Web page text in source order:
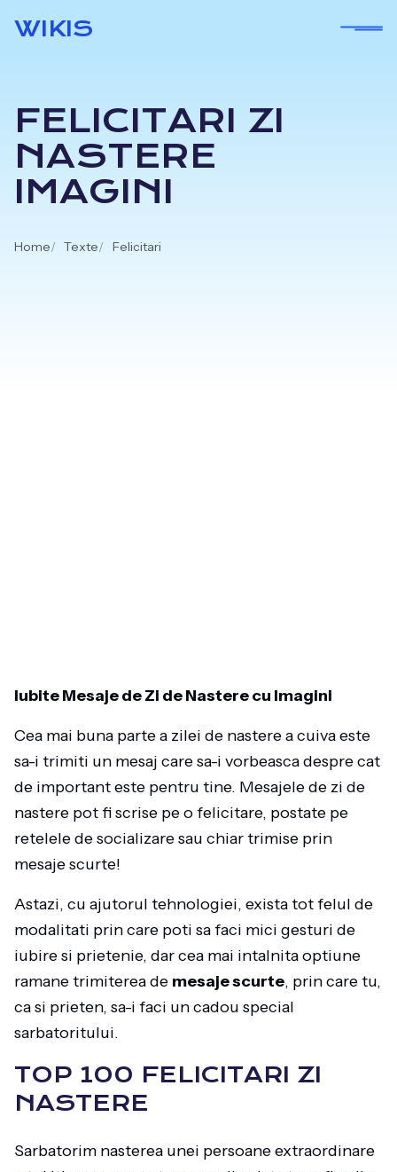
WIKIS
FELICITARI ZI
NASTERE
IMAGINI
Home Texte Felicitari
Iubite Mesaje de Zi de Nastere cu Imagini
Cea mai buna parte a zilei de nastere a cuiva este
sa-i trimiti un mesaj care sa-i vorbeasca despre cat
de important este pentru tine. Mesajele de zi de
nastere pot fi scrise pe o felicitare, postate pe
retelele de socializare sau chiar trimise prin
mesaje scurte!
Astazi, cu ajutorul tehnologiei, exista tot felul de
modalitati prin care poti sa faci mici gesturi de
iubire si prietenie, dar cea mai intalnita optiune
ramane trimiterea de mesaje scurte, prin care tu,
ca si prieten, sa-i faci un cadou special
sarbatoritului.
TOP 100 FELICITARI ZI
NASTERE
Sarbatorim nasterea unei persoane extraordinare